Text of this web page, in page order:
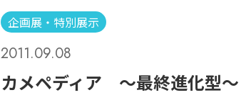
しっかりと閉まっており… 水槽の下を見ても
ません… 「どうしよう…」と冷や汗が出始めた
た…砂の中に潜っていたのです。 と同時にミ
うな。 スキューバダイビングをしていると、
かけます。 触ろうとしようものなら、ガイド
められます。 危険なので、絶対手を出してはダ
すが、どれほどのものなのか興味はあります
企画展・特別展示
2011.09.08
カメペディア ～最終進化型～